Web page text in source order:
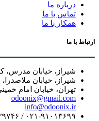
درباره ما
تماس با ما
همکار با ما
ارتباط با ما
شیراز، خیابان مدرس،
شیراز، خیابان ملاصدرا،
تهران، خیابان امام
odoonix@gmail.com
info@odoonix.ir
۰۲۱-۹۱۰۱۳۶۹۹ / ۰۹۹۶۱۲۳۹۷۴۶ / ۰۹۱۰۱۹۸۱۷۱۳-۱۴